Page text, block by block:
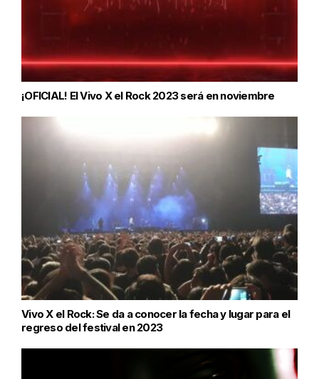
¡OFICIAL! El Vivo X el Rock 2023 será en noviembre
Vivo X el Rock: Se da a conocer la fecha y lugar para el
regreso del festival en 2023